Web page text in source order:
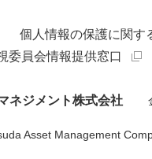
個人情報の保護に関す
委員会情報提供窓口
ネジメント株式会社
Asset Management